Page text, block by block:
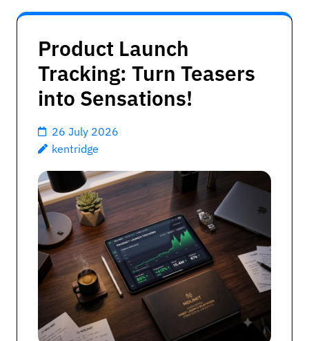
Product Launch
Tracking: Turn Teasers
into Sensations!
26 July 2026
kentridge